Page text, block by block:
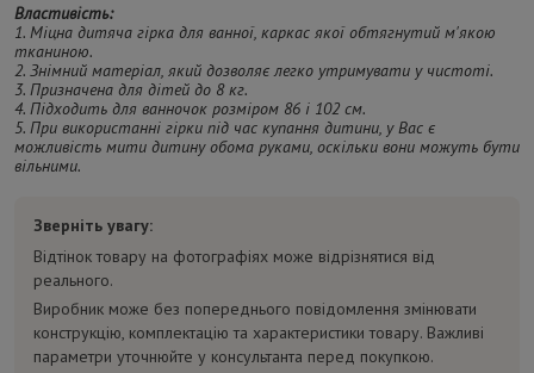
Властивість:
1. Міцна дитяча гірка для ванної, каркас якої обтягнутий м'якою
тканиною.
2. Знімний матеріал, який дозволяє легко утримувати у чистоті.
3. Призначена для дітей до 8 кг.
4. Підходить для ванночок розміром 86 і 102 см.
5. При використанні гірки під час купання дитини, у Вас є
можливість мити дитину обома руками, оскільки вони можуть бути
вільними.
Зверніть увагу:
Відтінок товару на фотографіях може відрізнятися від
реального.
Виробник може без попереднього повідомлення змінювати
конструкцію, комплектацію та характеристики товару. Важливі
параметри уточнюйте у консультанта перед покупкою.